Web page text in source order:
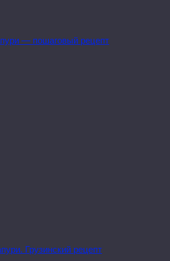
— пошаговый рецепт
Грузинский рецепт